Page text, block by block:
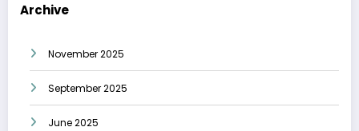
Archive
November 2025
September 2025
June 2025